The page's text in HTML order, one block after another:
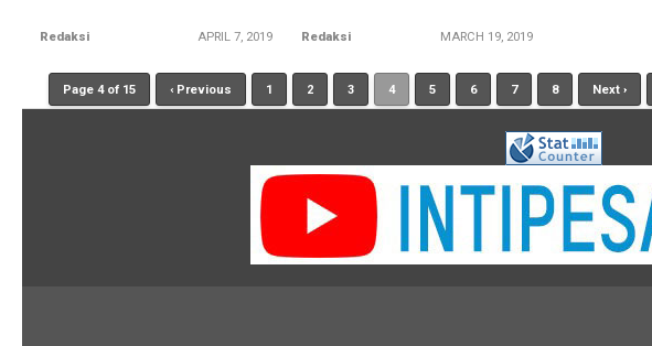
Redaksi APRIL 7, 2019 Redaksi MARCH 19, 2019
Page 4 of 15 ‹ Previous 1 2 3 4 5 6 7 8 Next ›